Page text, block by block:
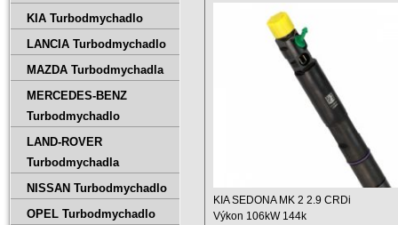
KIA SEDONA MK 2 2.9 CRDi
Výkon 106kW 144k
KIA Turbodmychadlo
LANCIA Turbodmychadlo
MAZDA Turbodmychadla
MERCEDES-BENZ
Turbodmychadlo
LAND-ROVER
Turbodmychadla
NISSAN Turbodmychadlo
OPEL Turbodmychadlo